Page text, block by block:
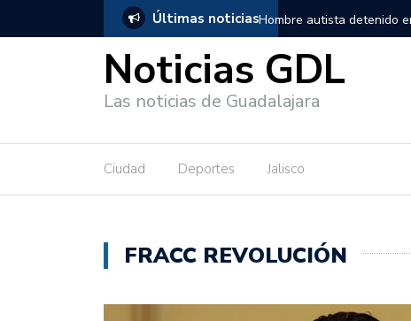
Últimas noticias
detenido en Guadalajara, salió de los separos sin lesiones graves
Noticias GDL
Las noticias de Guadalajara
Ciudad Deportes Jalisco
FRACC REVOLUCIÓN